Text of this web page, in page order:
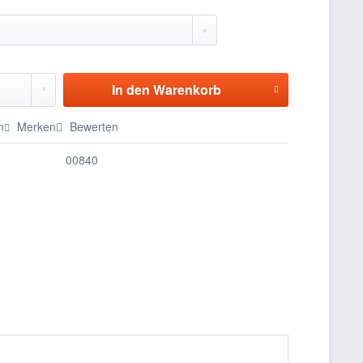
In den Warenkorb
Merken Bewerten
00840